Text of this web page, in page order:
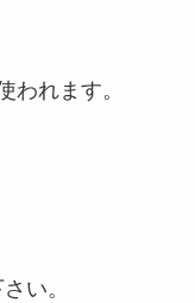
われます。
い。